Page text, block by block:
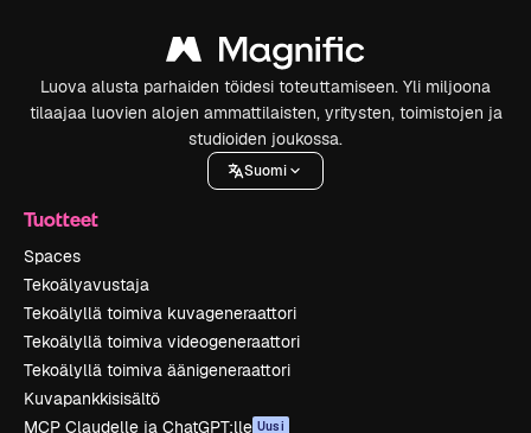
Luova alusta parhaiden töidesi toteuttamiseen. Yli miljoona
tilaajaa luovien alojen ammattilaisten, yritysten, toimistojen ja
studioiden joukossa.
Suomi
Tuotteet
Spaces
Tekoälyavustaja
Tekoälyllä toimiva kuvageneraattori
Tekoälyllä toimiva videogeneraattori
Tekoälyllä toimiva äänigeneraattori
Kuvapankkisisältö
MCP Claudelle ja ChatGPT:lle Uusi